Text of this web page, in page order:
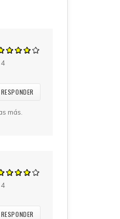
4
RESPONDER
más.
4
RESPONDER